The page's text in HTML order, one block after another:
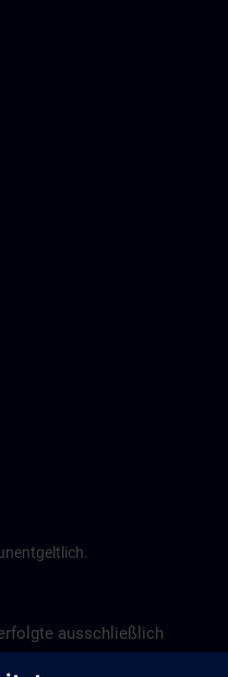
ausschließlich